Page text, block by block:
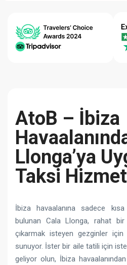
AtoB – İbiza
Llonga’ya
Taksi
İbiza havaalanına sadece
bulunan Cala Llonga, rahat bir
çıkarmak isteyen gezginler
sunuyor. İster bir aile tatili için
geliyor olun, İbiza